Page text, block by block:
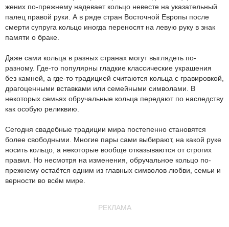
жених по-прежнему надевает кольцо невесте на указательный
палец правой руки. А в ряде стран Восточной Европы после
смерти супруга кольцо иногда переносят на левую руку в знак
памяти о браке.
Даже сами кольца в разных странах могут выглядеть по-
разному. Где-то популярны гладкие классические украшения
без камней, а где-то традицией считаются кольца с гравировкой,
драгоценными вставками или семейными символами. В
некоторых семьях обручальные кольца передают по наследству
как особую реликвию.
Сегодня свадебные традиции мира постепенно становятся
более свободными. Многие пары сами выбирают, на какой руке
носить кольцо, а некоторые вообще отказываются от строгих
правил. Но несмотря на изменения, обручальное кольцо по-
прежнему остаётся одним из главных символов любви, семьи и
верности во всём мире.
РЕКЛАМА